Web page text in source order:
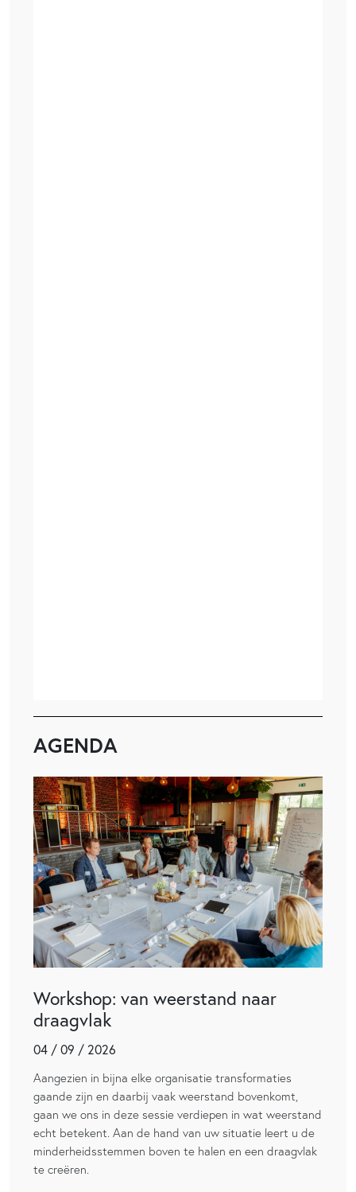
AGENDA
Workshop: van weerstand naar
draagvlak
04 / 09 / 2026
Aangezien in bijna elke organisatie transformaties
gaande zijn en daarbij vaak weerstand bovenkomt,
gaan we ons in deze sessie verdiepen in wat weerstand
echt betekent. Aan de hand van uw situatie leert u de
minderheidsstemmen boven te halen en een draagvlak
te creëren.